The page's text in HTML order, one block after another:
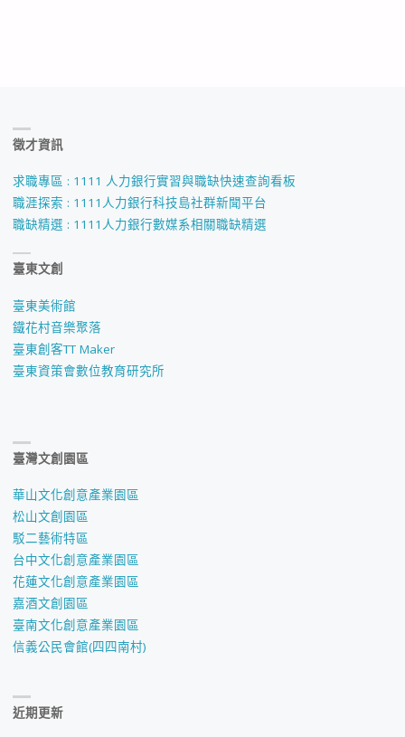
徵才資訊
求職專區 : 1111 人力銀行實習與職缺快速查詢看板
職涯探索 : 1111人力銀行科技島社群新聞平台
職缺精選 : 1111人力銀行數媒系相關職缺精選
臺東文創
臺東美術館
鐵花村音樂聚落
臺東創客TT Maker
臺東資策會數位教育研究所
臺灣文創園區
華山文化創意產業園區
松山文創園區
駁二藝術特區
台中文化創意產業園區
花蓮文化創意產業園區
嘉酒文創園區
臺南文化創意產業園區
信義公民會館(四四南村)
近期更新